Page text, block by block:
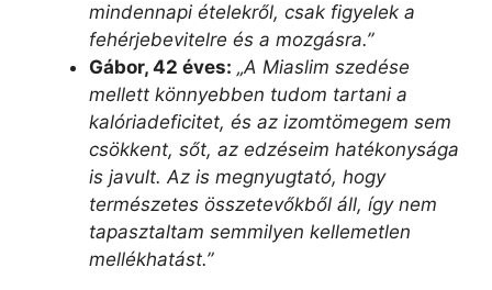
mindennapi ételekről, csak figyelek a
fehérjebevitelre és a mozgásra.”
Gábor, 42 éves: „A Miaslim szedése
mellett könnyebben tudom tartani a
kalóriadeficitet, és az izomtömegem sem
csökkent, sőt, az edzéseim hatékonysága
is javult. Az is megnyugtató, hogy
természetes összetevőkből áll, így nem
tapasztaltam semmilyen kellemetlen
mellékhatást.”